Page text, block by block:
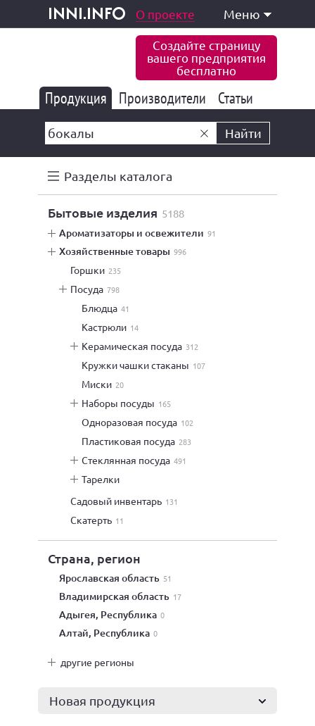
inni.info
и услуги О проекте Меню
Создайте страницу
вашего предприятия
бесплатно
Продукция 177 847
Производители 6 777
Статьи
Найти
Разделы каталога
бытовые изделия 5188
ароматизаторы и освежители 91
хозяйственные товары 996
горшки 235
посуда 798
блюдца 41
кастрюли 14
керамическая посуда 312
кружки чашки стаканы 107
миски 20
наборы посуды 165
одноразовая посуда 102
пластиковая посуда 283
стеклянная посуда 491
тарелки
садовый инвентарь 131
скатерть 11
Страна, регион
Ярославская область 51
Владимирская область 17
Адыгея, Республика 0
Алтай, Республика 0
другие регионы
Новая продукция